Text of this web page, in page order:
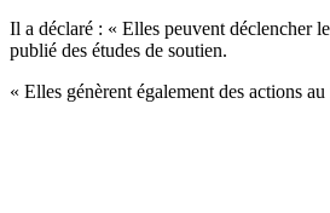
Il a déclaré : « Elles peuvent déclencher
publié des études de soutien.
« Elles génèrent également des actions